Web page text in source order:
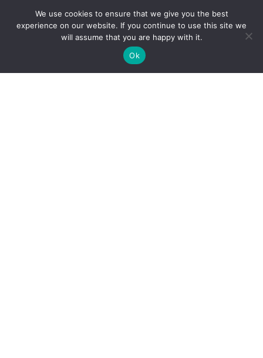
We use cookies to ensure that we give you the best
experience on our website. If you continue to use this site we
will assume that you are happy with it.
Ok